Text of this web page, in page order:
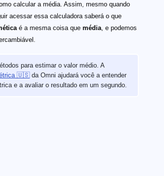
calcular a média. Assim, mesmo quando
acessar essa calculadora saberá o que
é a mesma coisa que média, e podemos
para estimar o valor médio. A
🇺🇸da Omni ajudará você a entender
e a avaliar o resultado em um segundo.